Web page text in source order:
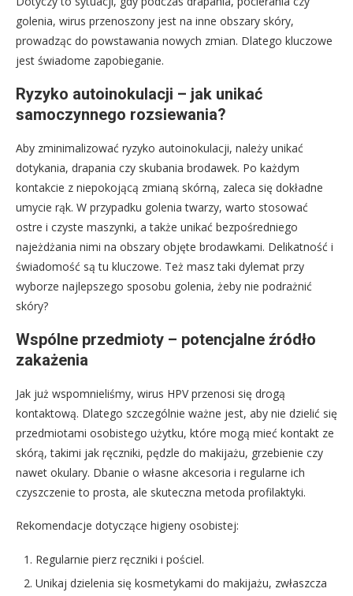
golenia, wirus przenoszony jest na inne obszary skóry,
prowadząc do powstawania nowych zmian. Dlatego kluczowe
jest świadome zapobieganie.
Ryzyko autoinokulacji – jak unikać
samoczynnego rozsiewania?
Aby zminimalizować ryzyko autoinokulacji, należy unikać
dotykania, drapania czy skubania brodawek. Po każdym
kontakcie z niepokojącą zmianą skórną, zaleca się dokładne
umycie rąk. W przypadku golenia twarzy, warto stosować
ostre i czyste maszynki, a także unikać bezpośredniego
najeżdżania nimi na obszary objęte brodawkami. Delikatność i
świadomość są tu kluczowe. Też masz taki dylemat przy
wyborze najlepszego sposobu golenia, żeby nie podrażnić
skóry?
Wspólne przedmioty – potencjalne źródło
zakażenia
Jak już wspomnieliśmy, wirus HPV przenosi się drogą
kontaktową. Dlatego szczególnie ważne jest, aby nie dzielić się
przedmiotami osobistego użytku, które mogą mieć kontakt ze
skórą, takimi jak ręczniki, pędzle do makijażu, grzebienie czy
nawet okulary. Dbanie o własne akcesoria i regularne ich
czyszczenie to prosta, ale skuteczna metoda profilaktyki.
Rekomendacje dotyczące higieny osobistej:
Regularnie pierz ręczniki i pościel.
Unikaj dzielenia się kosmetykami do makijażu, zwłaszcza